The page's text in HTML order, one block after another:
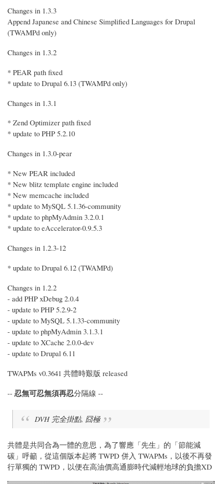
Changes in 1.3.3
Append Japanese and Chinese Simplified Languages for Drupal
(TWAMPd only)
Changes in 1.3.2
* PEAR path fixed
* update to Drupal 6.13 (TWAMPd only)
Changes in 1.3.1
* Zend Optimizer path fixed
* update to PHP 5.2.10
Changes in 1.3.0-pear
* New PEAR included
* New blitz template engine included
* New memcache included
* update to MySQL 5.1.36-community
* update to phpMyAdmin 3.2.0.1
* update to eAccelerator-0.9.5.3
Changes in 1.2.3-12
* update to Drupal 6.12 (TWAMPd)
Changes in 1.2.2
- add PHP xDebug 2.0.4
- update to PHP 5.2.9-2
- update to MySQL 5.1.33-community
- update to phpMyAdmin 3.1.3.1
- update to XCache 2.0.0-dev
- update to Drupal 6.11
TWAPMs v0.3641 共體時艱版 released
-- 忍無可忍無須再忍分隔線 --
DVH 完全掛點, 囧極
共體是共同合為一體的意思，為了響應「先生」的「節能減
碳」呼籲，從這個版本起將 TWPD 併入 TWAPMs，以後不再發
行單獨的 TWPD，以便在高油價高通膨時代減輕地球的負擔XD